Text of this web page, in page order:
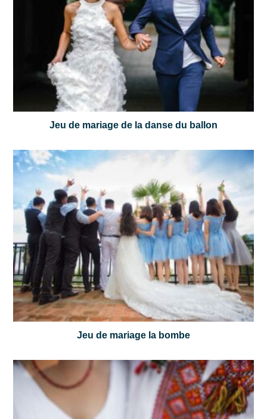
Jeu de mariage de la danse du ballon
Jeu de mariage la bombe